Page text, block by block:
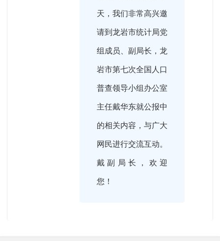
天，我们非常高兴邀
请到龙岩市统计局党
组成员、副局长，龙
岩市第七次全国人口
普查领导小组办公室
主任戴华东就公报中
的相关内容，与广大
网民进行交流互动。
戴副局长，欢迎
您！
2021-05-25 16:02:00